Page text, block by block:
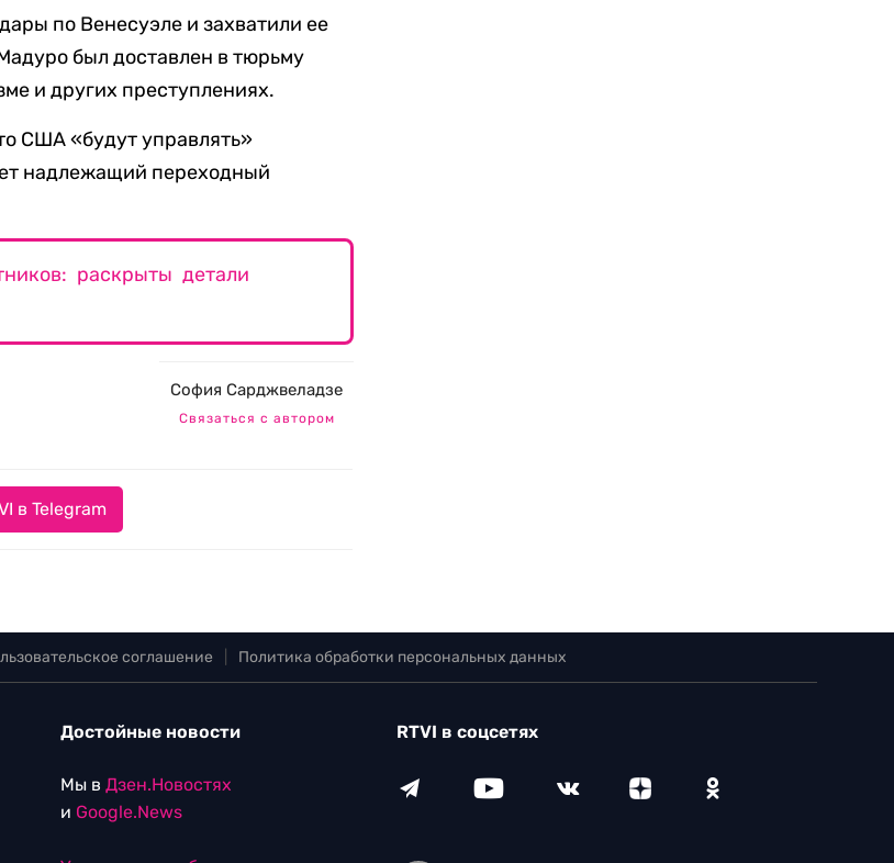
по Венесуэле и захватили ее
был доставлен в тюрьму
и других преступлениях.
США «будут управлять»
надлежащий переходный
раскрыты детали
София Сарджвеладзе
Связаться с автором
в Telegram
соглашение Политика обработки персональных данных
Достойные новости
Мы в Дзен.Новостях
и Google.News
RTVI в соцсетях